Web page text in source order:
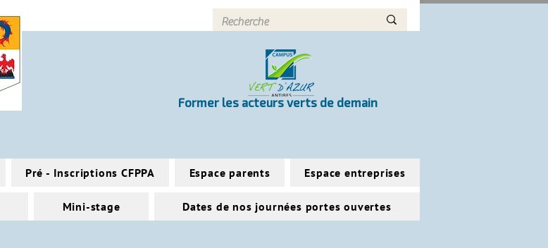
Former les acteurs verts de demain
Pré - Inscriptions CFPPA Espace parents Espace entreprises
Mini-stage Dates de nos journées portes ouvertes